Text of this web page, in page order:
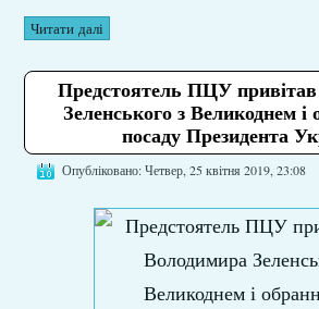
Читати далі
Предстоятель ПЦУ
Зеленського з Великоднем
посаду Президента
Опубліковано: Четвер, 25 квітня 2019, 23:08